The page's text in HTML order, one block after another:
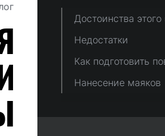
Достоинства
Недостатки
Как подготовить
Нанесение маяков